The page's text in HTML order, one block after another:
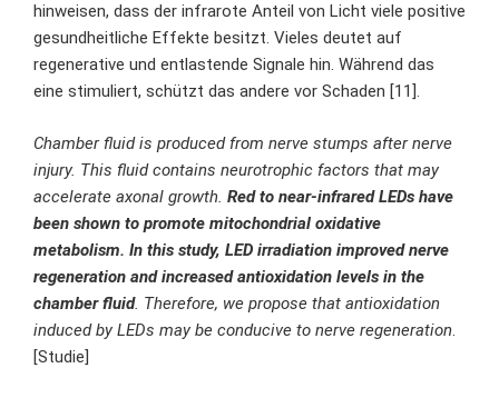
hinweisen, dass der infrarote Anteil von Licht viele positive
gesundheitliche Effekte besitzt. Vieles deutet auf
regenerative und entlastende Signale hin. Während das
eine stimuliert, schützt das andere vor Schaden [11].
Chamber fluid is produced from nerve stumps after nerve
injury. This fluid contains neurotrophic factors that may
accelerate axonal growth. Red to near-infrared LEDs have
been shown to promote mitochondrial oxidative
metabolism. In this study, LED irradiation improved nerve
regeneration and increased antioxidation levels in the
chamber fluid. Therefore, we propose that antioxidation
induced by LEDs may be conducive to nerve regeneration.
[Studie]